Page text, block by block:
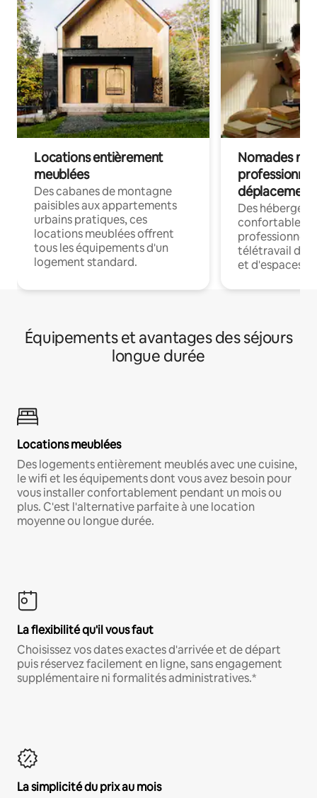
Locations entièrement
meublées
Des cabanes de montagne
paisibles aux appartements
urbains pratiques, ces
locations meublées offrent
tous les équipements d'un
logement standard.
Nomades
déplacement
Des
confortables
professionnels
télétravail
et d'espaces
Équipements et avantages des séjours
longue durée
Locations meublées
Des logements entièrement meublés avec une cuisine,
le wifi et les équipements dont vous avez besoin pour
vous installer confortablement pendant un mois ou
plus. C'est l'alternative parfaite à une location
moyenne ou longue durée.
La flexibilité qu'il vous faut
Choisissez vos dates exactes d'arrivée et de départ
puis réservez facilement en ligne, sans engagement
supplémentaire ni formalités administratives.*
La simplicité du prix au mois